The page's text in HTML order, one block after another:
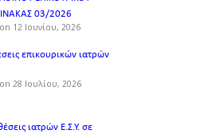
03/2026
12 Ιουνίου, 2026
επικουρικών ιατρών
28 Ιουλίου, 2026
ιατρών Ε.Σ.Υ. σε